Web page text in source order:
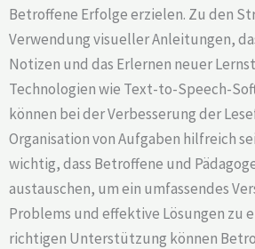
Betroffene Erfolge erzielen. Zu den
Verwendung visueller Anleitungen,
Notizen und das Erlernen neuer
Technologien wie Text-to-Speech-
können bei der Verbesserung der
Organisation von Aufgaben hilfreich
wichtig, dass Betroffene und
austauschen, um ein umfassendes
Problems und effektive Lösungen zu
richtigen Unterstützung können